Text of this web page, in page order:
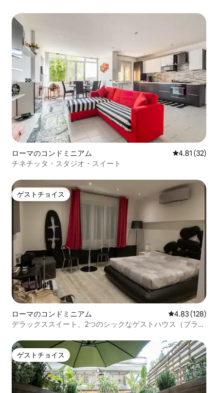
ローマのコンドミニアム レビュー32
4.81 (32)
チネチッタ・スタジオ・スイート
ゲストチョイス
ゲストチョイス
ローマのコンドミニアム レビュー128
4.83 (128)
デラックススイート、2つのシックなゲストハウス（ブラッ
ゲストチョイス
ゲストチョイス